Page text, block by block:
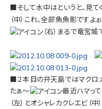
■そして水中はというと、見
（中）これ、全部魚魚影ですよ
（右）まるで竜宮
■２本目の弁天島ではマクロ
たぁ～
最近ハマっ
（左）とオシャレカクレエビ（